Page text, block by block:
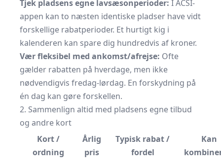
Tjek pladsens egne lavsæsonperioder: I ACSI-
appen kan to næsten identiske pladser have vidt
forskellige rabatperioder. Et hurtigt kig i
kalenderen kan spare dig hundredvis af kroner.
Vær fleksibel med ankomst/afrejse: Ofte
gælder rabatten på hverdage, men ikke
nødvendigvis fredag-lørdag. En forskydning på
én dag kan gøre forskellen.
2. Sammenlign altid med pladsens egne tilbud
og andre kort
Kort /
ordning
Årlig
pris
Typisk rabat /
fordel
Kan